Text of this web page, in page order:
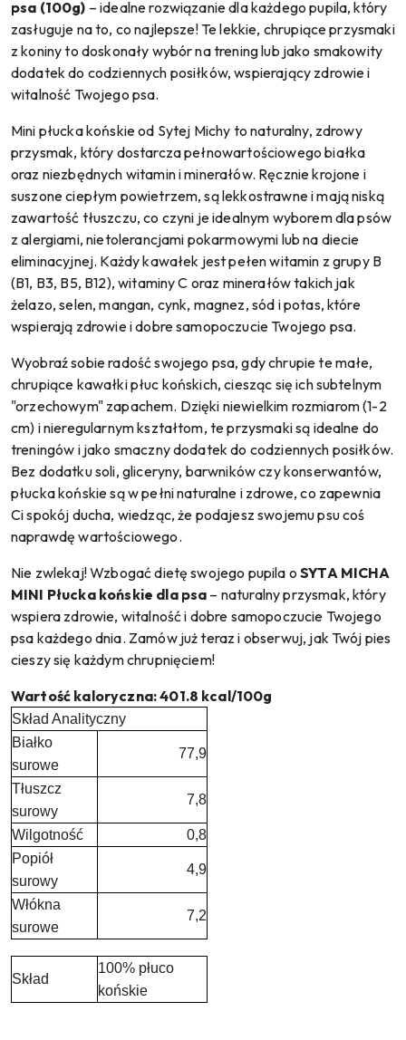
psa (100g) – idealne rozwiązanie dla każdego pupila, który
zasługuje na to, co najlepsze! Te lekkie, chrupiące przysmaki
z koniny to doskonały wybór na trening lub jako smakowity
dodatek do codziennych posiłków, wspierający zdrowie i
witalność Twojego psa.
Mini płucka końskie od Sytej Michy to naturalny, zdrowy
przysmak, który dostarcza pełnowartościowego białka
oraz niezbędnych witamin i minerałów. Ręcznie krojone i
suszone ciepłym powietrzem, są lekkostrawne i mają niską
zawartość tłuszczu, co czyni je idealnym wyborem dla psów
z alergiami, nietolerancjami pokarmowymi lub na diecie
eliminacyjnej. Każdy kawałek jest pełen witamin z grupy B
(B1, B3, B5, B12), witaminy C oraz minerałów takich jak
żelazo, selen, mangan, cynk, magnez, sód i potas, które
wspierają zdrowie i dobre samopoczucie Twojego psa.
Wyobraź sobie radość swojego psa, gdy chrupie te małe,
chrupiące kawałki płuc końskich, ciesząc się ich subtelnym
"orzechowym" zapachem. Dzięki niewielkim rozmiarom (1-2
cm) i nieregularnym kształtom, te przysmaki są idealne do
treningów i jako smaczny dodatek do codziennych posiłków.
Bez dodatku soli, gliceryny, barwników czy konserwantów,
płucka końskie są w pełni naturalne i zdrowe, co zapewnia
Ci spokój ducha, wiedząc, że podajesz swojemu psu coś
naprawdę wartościowego.
Nie zwlekaj! Wzbogać dietę swojego pupila oSYTA MICHA
MINI Płucka końskie dla psa – naturalny przysmak, który
wspiera zdrowie, witalność i dobre samopoczucie Twojego
psa każdego dnia. Zamów już teraz i obserwuj, jak Twój pies
cieszy się każdym chrupnięciem!
Wartość kaloryczna: 401.8 kcal/100g
Skład Analityczny
Białko
surowe
77,9
Tłuszcz
surowy
7,8
Wilgotność
0,8
Popiół
surowy
4,9
Włókna
surowe
7,2
Skład
100% płuco
końskie